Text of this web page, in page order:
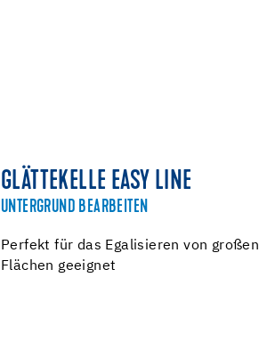
GLÄTTEKELLE EASY LINE
UNTERGRUND BEARBEITEN
Perfekt für das Egalisieren von großen
Flächen geeignet